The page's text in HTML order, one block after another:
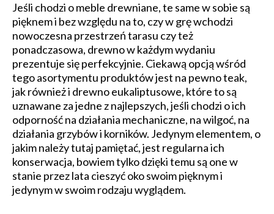
Jeśli chodzi o meble drewniane, te same w sobie są
pięknem i bez względu na to, czy w grę wchodzi
nowoczesna przestrzeń tarasu czy też
ponadczasowa, drewno w każdym wydaniu
prezentuje się perfekcyjnie. Ciekawą opcją wśród
tego asortymentu produktów jest na pewno teak,
jak również i drewno eukaliptusowe, które to są
uznawane za jedne z najlepszych, jeśli chodzi o ich
odporność na działania mechaniczne, na wilgoć, na
działania grzybów i korników. Jedynym elementem, o
jakim należy tutaj pamiętać, jest regularna ich
konserwacja, bowiem tylko dzięki temu są one w
stanie przez lata cieszyć oko swoim pięknym i
jedynym w swoim rodzaju wyglądem.